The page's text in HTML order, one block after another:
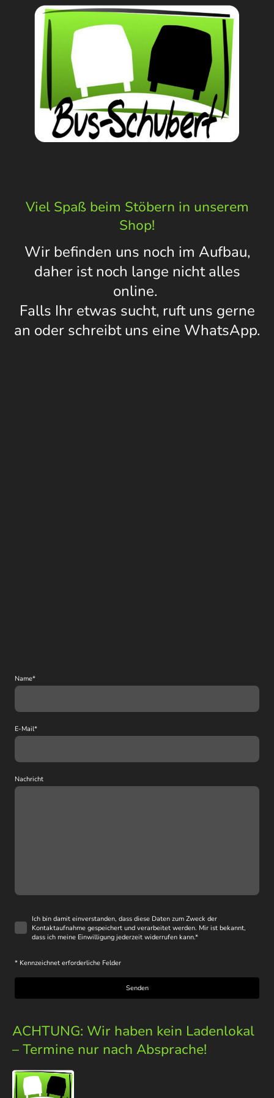
Viel Spaß beim Stöbern in unserem
Shop!
Wir befinden uns noch im Aufbau,
daher ist noch lange nicht alles
online.
Falls Ihr etwas sucht, ruft uns gerne
an oder schreibt uns eine WhatsApp.
Name*
E-Mail*
Nachricht
Ich bin damit einverstanden, dass diese Daten zum Zweck der
Kontaktaufnahme gespeichert und verarbeitet werden. Mir ist bekannt,
dass ich meine Einwilligung jederzeit widerrufen kann.*
* Kennzeichnet erforderliche Felder
Senden
ACHTUNG: Wir haben kein Ladenlokal
– Termine nur nach Absprache!